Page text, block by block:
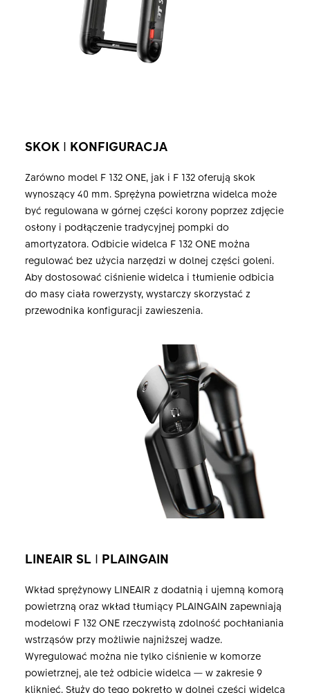
SKOK I KONFIGURACJA
Zarówno model F 132 ONE, jak i F 132 oferują skok
wynoszący 40 mm. Sprężyna powietrzna widelca może
być regulowana w górnej części korony poprzez zdjęcie
osłony i podłączenie tradycyjnej pompki do
amortyzatora. Odbicie widelca F 132 ONE można
regulować bez użycia narzędzi w dolnej części goleni.
Aby dostosować ciśnienie widelca i tłumienie odbicia
do masy ciała rowerzysty, wystarczy skorzystać z
przewodnika konfiguracji zawieszenia.
LINEAIR SL I PLAINGAIN
Wkład sprężynowy LINEAIR z dodatnią i ujemną komorą
powietrzną oraz wkład tłumiący PLAINGAIN zapewniają
modelowi F 132 ONE rzeczywistą zdolność pochłaniania
wstrząsów przy możliwie najniższej wadze.
Wyregulować można nie tylko ciśnienie w komorze
powietrznej, ale też odbicie widelca — w zakresie 9
kliknięć. Służy do tego pokrętło w dolnej części widelca